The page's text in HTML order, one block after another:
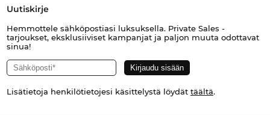
Uutiskirje
Hemmottele sähköpostiasi luksuksella. Private Sales -
tarjoukset, eksklusiiviset kampanjat ja paljon muuta odottavat
sinua!
Lisätietoja henkilötietojesi käsittelystä löydät täältä.